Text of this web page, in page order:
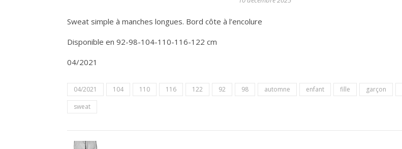
Sweat simple à manches longues. Bord côte à l’encolure
Disponible en 92-98-104-110-116-122 cm
04/2021
04/2021 104 110 116 122 92 98 automne enfant fille garçon
sweat